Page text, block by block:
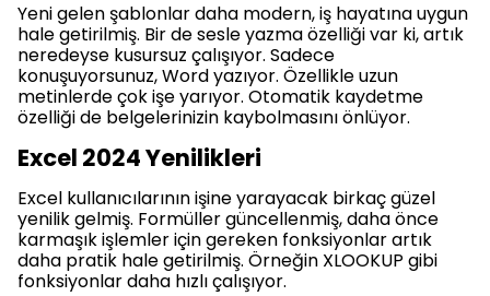
Yeni gelen şablonlar daha modern, iş hayatına uygun
hale getirilmiş. Bir de sesle yazma özelliği var ki, artık
neredeyse kusursuz çalışıyor. Sadece
konuşuyorsunuz, Word yazıyor. Özellikle uzun
metinlerde çok işe yarıyor. Otomatik kaydetme
özelliği de belgelerinizin kaybolmasını önlüyor.
Excel 2024 Yenilikleri
Excel kullanıcılarının işine yarayacak birkaç güzel
yenilik gelmiş. Formüller güncellenmiş, daha önce
karmaşık işlemler için gereken fonksiyonlar artık
daha pratik hale getirilmiş. Örneğin XLOOKUP gibi
fonksiyonlar daha hızlı çalışıyor.